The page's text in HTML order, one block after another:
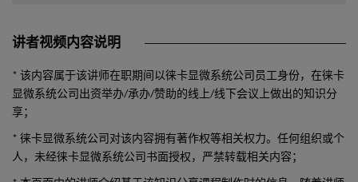
讲者视频内容说明
* 该内容属于该讲师在职期间以徕卡显微系统公司员工身份，在徕卡
显微系统公司出资举办/承办/赞助的线上/线下会议上做出的知识分
享；
* 徕卡显微系统公司对该内容拥有著作权等相关权力。任何组织或个
人，未经徕卡显微系统公司书面授权，严禁转载相关内容；